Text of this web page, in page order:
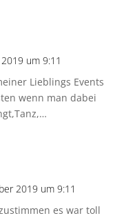
um 9:11
Lieblings Events
wenn man dabei
2019 um 9:11
es war toll